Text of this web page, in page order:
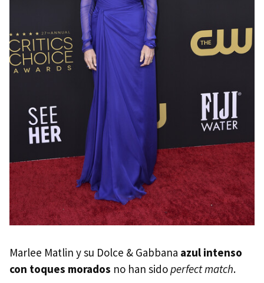
Marlee Matlin y su Dolce & Gabbana azul intenso
con toques morados no han sidoperfect match.